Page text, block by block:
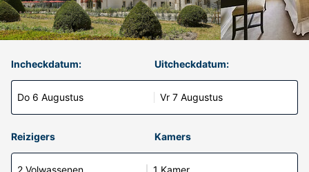
Incheckdatum:
Do 6 Augustus
Uitcheckdatum:
Vr 7 Augustus
Reizigers Kamers
2 Volwassenen 1 Kamer